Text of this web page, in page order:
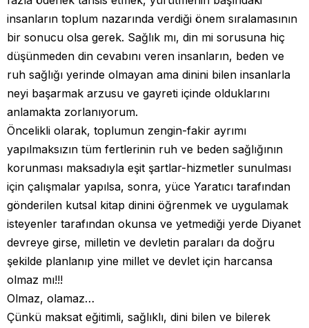
insanların toplum nazarında verdiği önem sıralamasının
bir sonucu olsa gerek. Sağlık mı, din mi sorusuna hiç
düşünmeden din cevabını veren insanların, beden ve
ruh sağlığı yerinde olmayan ama dinini bilen insanlarla
neyi başarmak arzusu ve gayreti içinde olduklarını
anlamakta zorlanıyorum.
Öncelikli olarak, toplumun zengin-fakir ayrımı
yapılmaksızın tüm fertlerinin ruh ve beden sağlığının
korunması maksadıyla eşit şartlar-hizmetler sunulması
için çalışmalar yapılsa, sonra, yüce Yaratıcı tarafından
gönderilen kutsal kitap dinini öğrenmek ve uygulamak
isteyenler tarafından okunsa ve yetmediği yerde Diyanet
devreye girse, milletin ve devletin paraları da doğru
şekilde planlanıp yine millet ve devlet için harcansa
olmaz mı!!!
Olmaz, olamaz…
Çünkü maksat eğitimli, sağlıklı, dini bilen ve bilerek